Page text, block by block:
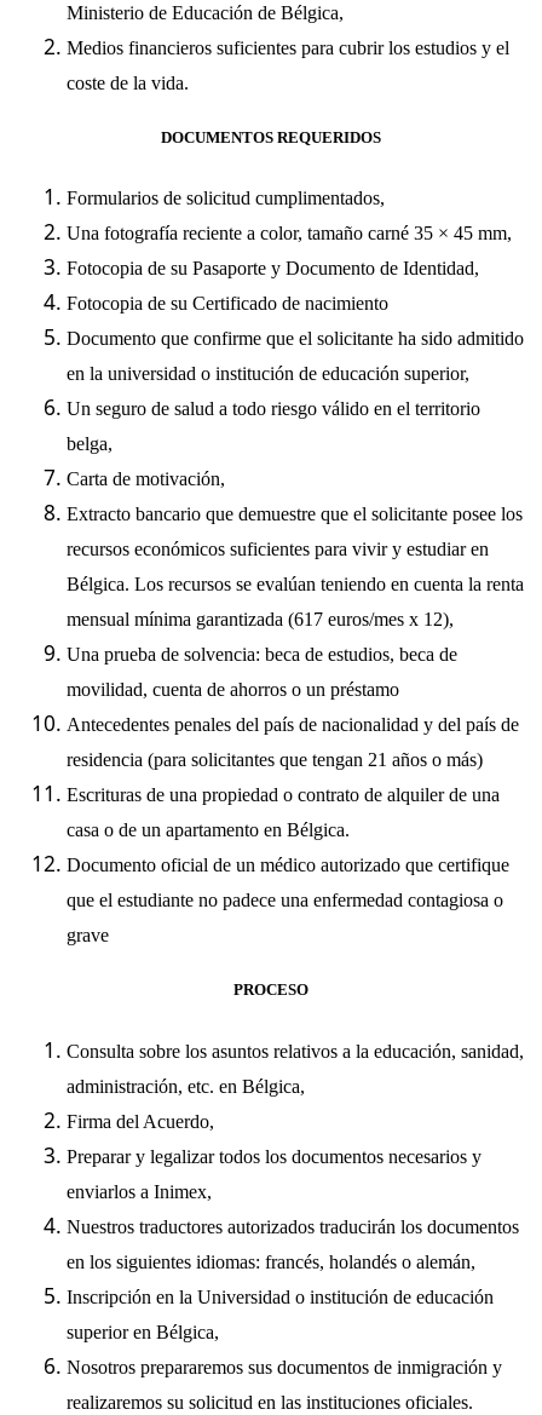
Ministerio de Educación de Bélgica,
Medios financieros suficientes para cubrir los estudios y el
coste de la vida.
DOCUMENTOS REQUERIDOS
Formularios de solicitud cumplimentados,
Una fotografía reciente a color, tamaño carné ​​35 × 45 mm,
Fotocopia de su Pasaporte y Documento de Identidad,
Fotocopia de su Certificado de nacimiento
Documento que confirme que el solicitante ha sido admitido
en la universidad o institución de educación superior,
Un seguro de salud a todo riesgo válido en el territorio
belga,
Carta de motivación,
Extracto bancario que demuestre que el solicitante posee los
recursos económicos suficientes para vivir y estudiar en
Bélgica. Los recursos se evalúan teniendo en cuenta la renta
mensual mínima garantizada (617 euros/mes x 12),
Una prueba de solvencia: beca de estudios, beca de
movilidad, cuenta de ahorros o un préstamo
Antecedentes penales del país de nacionalidad y del país de
residencia (para solicitantes que tengan 21 años o más)
Escrituras de una propiedad o contrato de alquiler de una
casa o de un apartamento en Bélgica.
Documento oficial de un médico autorizado que certifique
que el estudiante no padece una enfermedad contagiosa o
grave
PROCESO
Consulta sobre los asuntos relativos a la educación, sanidad,
administración, etc. en Bélgica,
Firma del Acuerdo,
Preparar y legalizar todos los documentos necesarios y
enviarlos a Inimex,
Nuestros traductores autorizados traducirán los documentos
en los siguientes idiomas: francés, holandés o alemán,
Inscripción en la Universidad o institución de educación
superior en Bélgica,
Nosotros prepararemos sus documentos de inmigración y
realizaremos su solicitud en las instituciones oficiales.